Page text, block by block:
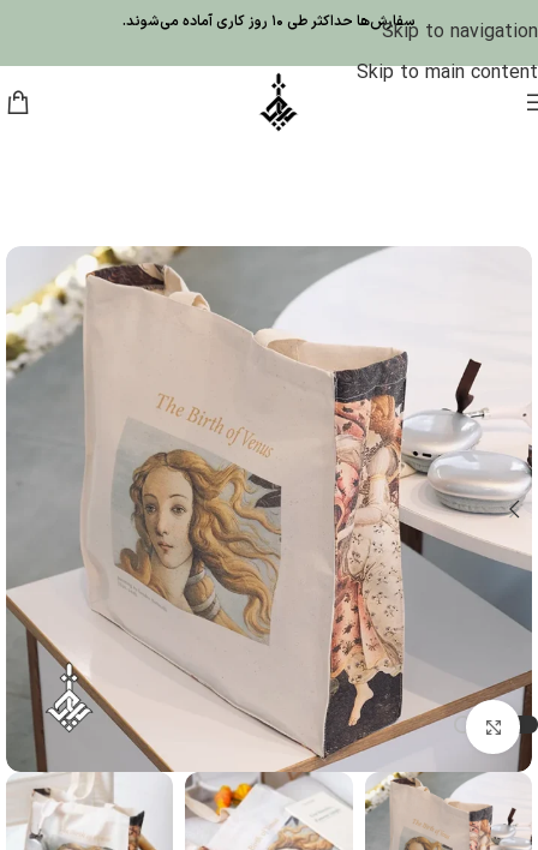
Skip to navigation
Skip to main content
سفارش‌ها حداکثر طی 10 روز کاری آماده می‌شوند.
بزرگنمایی تصویر